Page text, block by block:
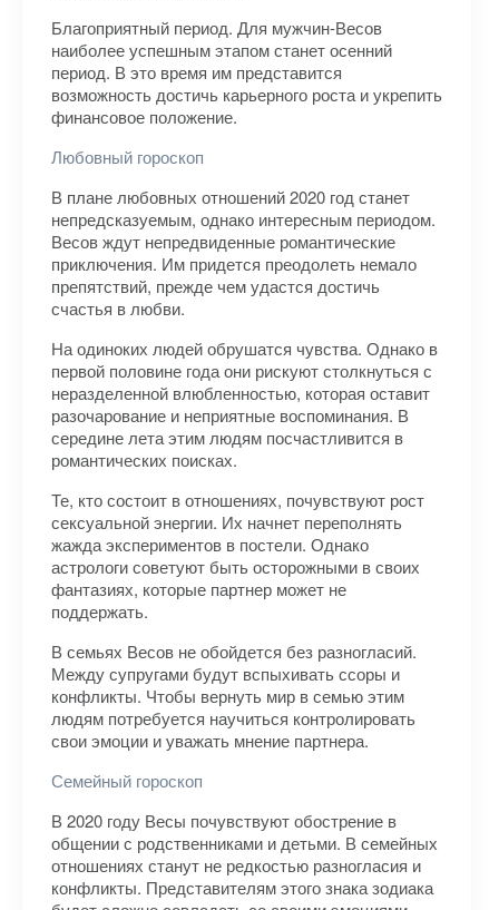
Благоприятный период. Для мужчин-Весов
наиболее успешным этапом станет осенний
период. В это время им представится
возможность достичь карьерного роста и укрепить
финансовое положение.
Любовный гороскоп
В плане любовных отношений 2020 год станет
непредсказуемым, однако интересным периодом.
Весов ждут непредвиденные романтические
приключения. Им придется преодолеть немало
препятствий, прежде чем удастся достичь
счастья в любви.
На одиноких людей обрушатся чувства. Однако в
первой половине года они рискуют столкнуться с
неразделенной влюбленностью, которая оставит
разочарование и неприятные воспоминания. В
середине лета этим людям посчастливится в
романтических поисках.
Те, кто состоит в отношениях, почувствуют рост
сексуальной энергии. Их начнет переполнять
жажда экспериментов в постели. Однако
астрологи советуют быть осторожными в своих
фантазиях, которые партнер может не
поддержать.
В семьях Весов не обойдется без разногласий.
Между супругами будут вспыхивать ссоры и
конфликты. Чтобы вернуть мир в семью этим
людям потребуется научиться контролировать
свои эмоции и уважать мнение партнера.
Семейный гороскоп
В 2020 году Весы почувствуют обострение в
общении с родственниками и детьми. В семейных
отношениях станут не редкостью разногласия и
конфликты. Представителям этого знака зодиака